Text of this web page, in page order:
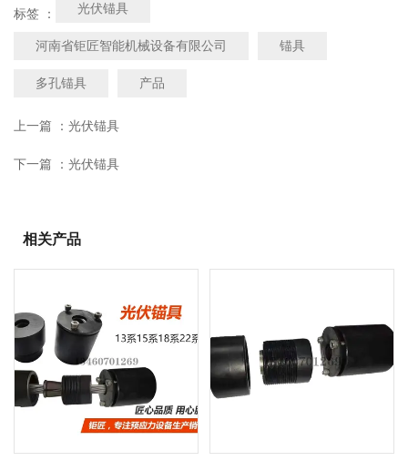
标签 ： 光伏锚具
河南省钜匠智能机械设备有限公司 锚具
多孔锚具 产品
上一篇 ： 光伏锚具
下一篇 ： 光伏锚具
相关产品